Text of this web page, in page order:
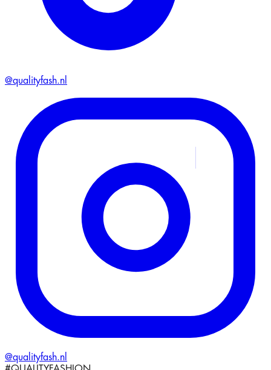
@qualityfash.nl
@qualityfash.nl